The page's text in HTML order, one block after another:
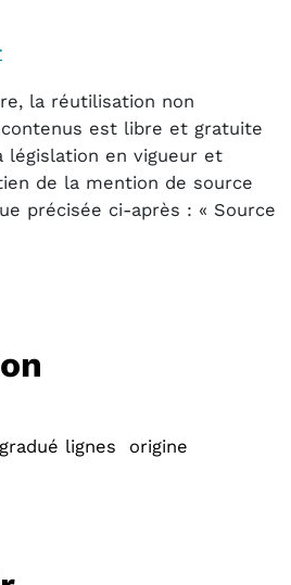
la réutilisation non
est libre et gratuite
législation en vigueur et
de la mention de source
précisée ci-après : « Source
lignes origine